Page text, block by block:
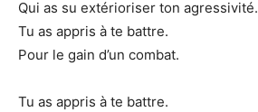
Qui as su extérioriser ton agressivité.
Tu as appris à te battre.
Pour le gain d’un combat.
Tu as appris à te battre.